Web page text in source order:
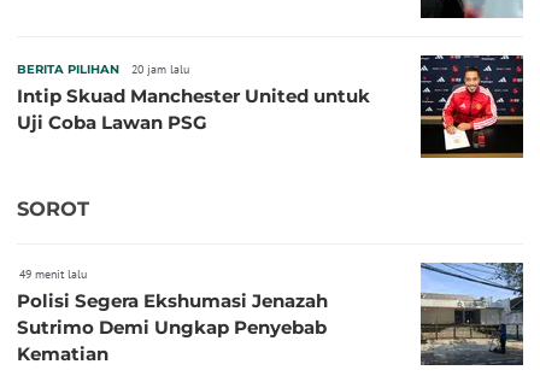
BERITA PILIHAN 20 jam lalu
Intip Skuad Manchester United untuk
Uji Coba Lawan PSG
SOROT
49 menit lalu
Polisi Segera Ekshumasi Jenazah
Sutrimo Demi Ungkap Penyebab
Kematian